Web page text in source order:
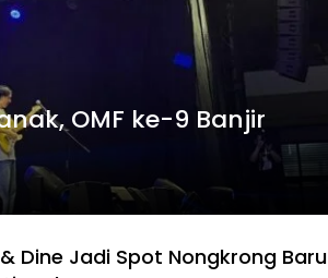
OMF ke-9 Banjir
Dine Jadi Spot Nongkrong Baru